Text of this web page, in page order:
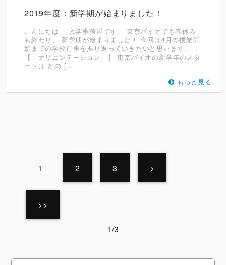
2019年度：新学期が始まりました！
こんにちは。 入学事務局です。 東京バイオでも春休み
も終わり、 新学期が始まりました！ 今回は4月の授業開
始までの学校行事を振り返っていきたいと思います。
【 オリエンテーション 】 東京バイオの新学年のスタ
ートは どの […
もっと見る
1 2 3 >
>>
1/3